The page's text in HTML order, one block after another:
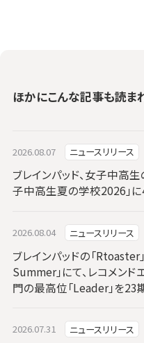
ほかにこんな記事も読ま
2026.08.07 ニュースリリース
ブレインパッド、女子中高
子中高生夏の学校2026」
2026.08.04 ニュースリリース
ブレインパッドの「
Summer」にて、レコメン
門の最高位「Leader」を23
2026.07.31 ニュースリリース